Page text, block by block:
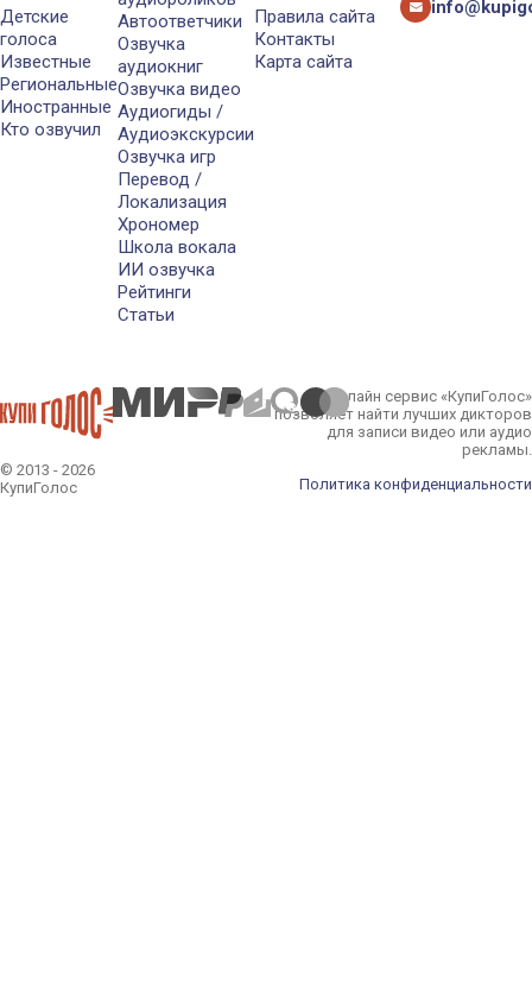
Детские
голоса
Известные
Региональные
Иностранные
Кто озвучил
Автоответчики
Озвучка
аудиокниг
Озвучка видео
Аудиогиды /
Аудиоэкскурсии
Озвучка игр
Перевод /
Локализация
Хрономер
Школа вокала
ИИ озвучка
Рейтинги
Статьи
Правила сайта
Контакты
Карта сайта
© 2013 - 2026
КупиГолос
Онлайн сервис «КупиГолос»
позволяет найти лучших дикторов
для записи видео или аудио
рекламы.
Политика конфиденциальности